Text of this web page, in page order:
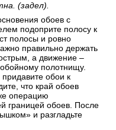
(задел).
обоев с
подоприте полосу к
полосы и ровно
правильно держать
а движение –
полотнищу.
обои к
что край обоев
операцию
границей обоев. После
и разгладьте